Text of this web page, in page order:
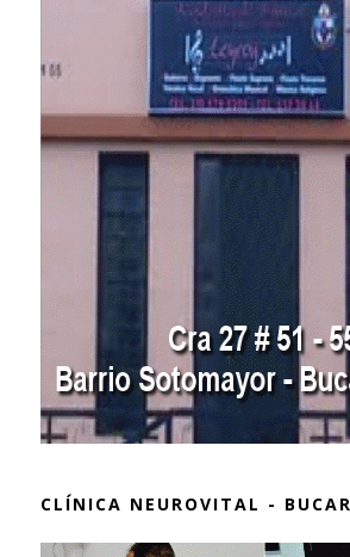
CLÍNICA NEUROVITAL -